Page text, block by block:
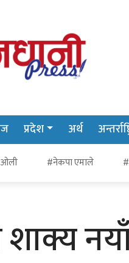
प्रदेश अर्थ
ओली #नेकपा एमाले
शाक्य